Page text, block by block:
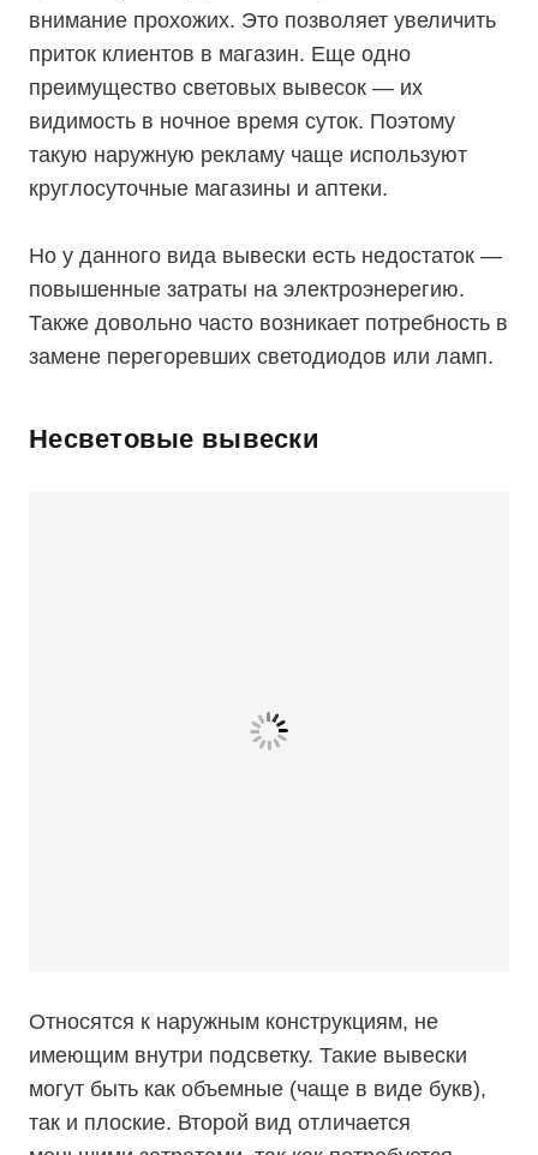
внимание прохожих. Это позволяет увеличить
приток клиентов в магазин. Еще одно
преимущество световых вывесок — их
видимость в ночное время суток. Поэтому
такую наружную рекламу чаще используют
круглосуточные магазины и аптеки.
Но у данного вида вывески есть недостаток —
повышенные затраты на электроэнерегию.
Также довольно часто возникает потребность в
замене перегоревших светодиодов или ламп.
Несветовые вывески
Относятся к наружным конструкциям, не
имеющим внутри подсветку. Такие вывески
могут быть как объемные (чаще в виде букв),
так и плоские. Второй вид отличается